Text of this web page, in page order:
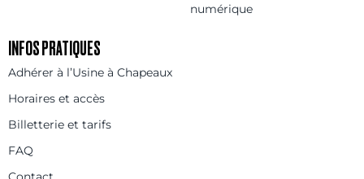
numérique
INFOS PRATIQUES
Adhérer à l’Usine à Chapeaux
Horaires et accès
Billetterie et tarifs
FAQ